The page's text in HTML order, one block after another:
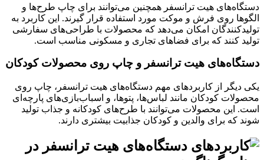
دستگاه‌های هیت ترانسفر همچنین می‌توانند برای چاپ طرح‌ها و
الگوها روی فرش و موکت مورد استفاده قرار گیرند. این کاربرد به
تولیدکنندگان امکان می‌دهد که محصولات با طراحی‌های سفارشی
تولید کنند که برای فضاهای تجاری و مسکونی مناسب است.
دستگاه‌های هیت ترانسفر و چاپ روی محصولات کودکان
یکی دیگر از کاربردهای مهم دستگاه‌های هیت ترانسفر، چاپ روی
محصولات کودکان مانند لباس‌ها، پتوها، و اسباب‌بازی‌های پارچه‌ای
است. این محصولات می‌توانند با طرح‌های کودکانه و جذاب تولید
شوند که برای والدین و کودکان جذابیت بیشتری دارند.